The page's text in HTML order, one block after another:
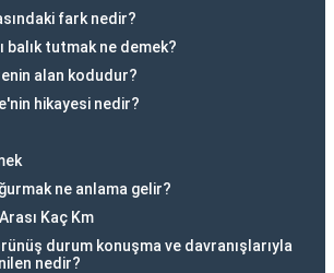
fark nedir?
balık tutmak ne demek?
alan kodudur?
hikayesi nedir?
ne anlama gelir?
Kaç Km
durum konuşma ve davranışlarıyla
nedir?